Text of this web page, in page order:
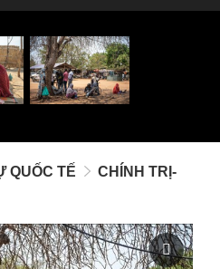
QUỐC TẾ
CHÍNH TRỊ-